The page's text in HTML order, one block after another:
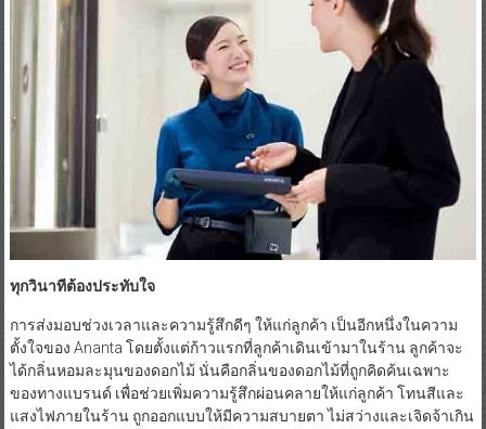
ทุกวินาทีต้องประทับใจ
การส่งมอบช่วงเวลาและความรู้สึกดีๆ ให้แก่ลูกค้า เป็นอีกหนึ่งในความ
ตั้งใจของ Ananta โดยตั้งแต่ก้าวแรกที่ลูกค้าเดินเข้ามาในร้าน ลูกค้าจะ
ได้กลิ่นหอมละมุนของดอกไม้ นั่นคือกลิ่นของดอกไม้ที่ถูกคิดค้นเฉพาะ
ของทางแบรนด์ เพื่อช่วยเพิ่มความรู้สึกผ่อนคลายให้แก่ลูกค้า โทนสีและ
แสงไฟภายในร้าน ถูกออกแบบให้มีความสบายตา ไม่สว่างและเจิดจ้าเกิน